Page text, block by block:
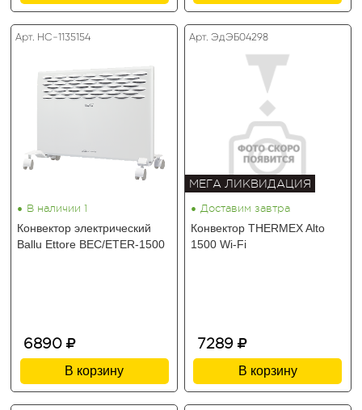
Арт. HC-1135154
• В наличии 1
Конвектор электрический
Ballu Ettore BEC/ETER-1500
6890
В корзину
Арт. ЭдЭБ04298
МЕГА ЛИКВИДАЦИЯ
• Доставим завтра
Конвектор THERMEX Alto
1500 Wi-Fi
7289
В корзину